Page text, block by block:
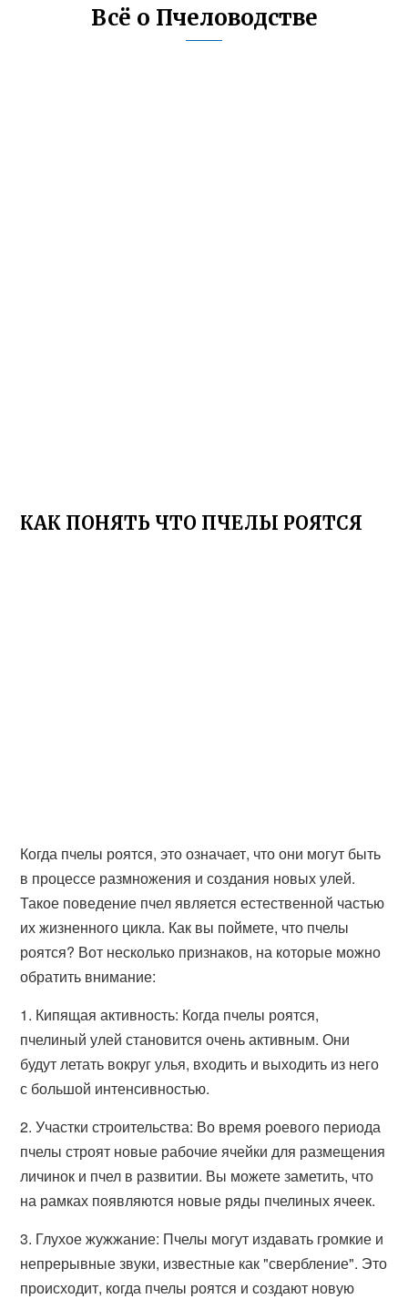
Всё о Пчеловодстве
КАК ПОНЯТЬ ЧТО ПЧЕЛЫ РОЯТСЯ
Когда пчелы роятся, это означает, что они могут быть
в процессе размножения и создания новых улей.
Такое поведение пчел является естественной частью
их жизненного цикла. Как вы поймете, что пчелы
роятся? Вот несколько признаков, на которые можно
обратить внимание:
1. Кипящая активность: Когда пчелы роятся,
пчелиный улей становится очень активным. Они
будут летать вокруг улья, входить и выходить из него
с большой интенсивностью.
2. Участки строительства: Во время роевого периода
пчелы строят новые рабочие ячейки для размещения
личинок и пчел в развитии. Вы можете заметить, что
на рамках появляются новые ряды пчелиных ячеек.
3. Глухое жужжание: Пчелы могут издавать громкие и
непрерывные звуки, известные как "свербление". Это
происходит, когда пчелы роятся и создают новую